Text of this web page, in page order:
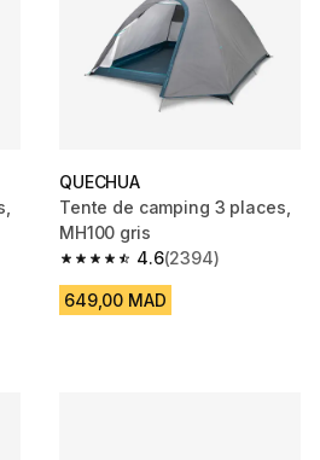
reviews
QUECHUA
Tente de camping 3 places,
MH100 gris
4.6
4.6 out of 5 stars from 2394
(2394)
649,00 MAD